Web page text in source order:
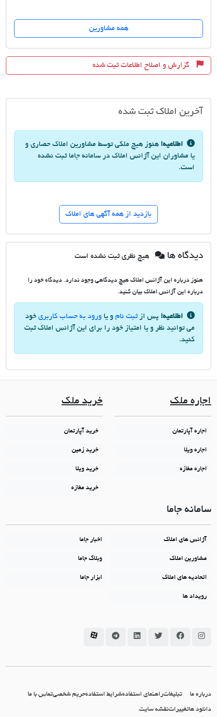
همه مشاورین
گزارش و اصلاح اطلاعات ثبت شده
آخرین املاک ثبت شده
اطلاعیه! هنوز هیچ ملکی توسط مشاورین املاک حصاری و
یا مشاوران این آژانس املاک در سامانه جاما ثبت نشده
است.
بازدید از همه آگهی های املاک
دیدگاه ها هیچ نظری ثبت نشده است
هنوز درباره این آژانس املاک هیچ دیدگاهی وجود ندارد. دیدگاه خود را
درباره این آژانس املاک بیان کنید.
اطلاعیه! پس ازثبت نام و یا ورود به حساب کاربری خود
می توانید نظر و یا امتیاز خود را برای این آژانس املاک ثبت
کنید.
اجاره ملک
اجاره آپارتمان
اجاره ویلا
اجاره مغازه
خرید ملک
خرید آپارتمان
خرید زمین
خرید ویلا
خرید مغازه
سامانه جاما
آژانس های املاک اخبار جاما
مشاورین املاک وبلاگ جاما
اتحادیه های املاک ابزار جاما
رویداد ها
سامانه جاما در اینستاگرام
سامانه جاما در فیسبوک
سامانه جاما در توئیتر
سامانه جاما در لینکداین
سامانه جاما در تلگرام
سامانه جاما در آپارات
درباره ما تبلیغاتراهنمای استفادهشرایط استفادهحریم شخصیتماس با ما
دانلود هاتغییراتنقشه سایت